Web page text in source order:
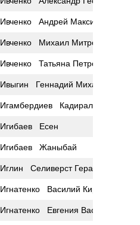
Ивченко Андрей Максимович
Ивченко Михаил Митрофанович
Ивченко Татьяна Петровна
Ивыгин Геннадий Михайлович
Игамбердиев Кадирали
Игибаев Есен
Игибаев Жаныбай
Иглин Селиверст Герасимович
Игнатенко Василий Кириллович
Игнатенко Евгения Васильевна